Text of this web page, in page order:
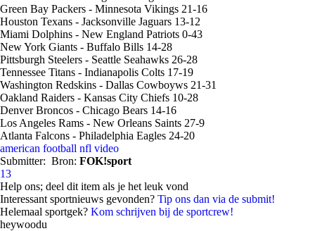
Green Bay Packers - Minnesota Vikings 21-16
Houston Texans - Jacksonville Jaguars 13-12
Miami Dolphins - New England Patriots 0-43
New York Giants - Buffalo Bills 14-28
Pittsburgh Steelers - Seattle Seahawks 26-28
Tennessee Titans - Indianapolis Colts 17-19
Washington Redskins - Dallas Cowboyws 21-31
Oakland Raiders - Kansas City Chiefs 10-28
Denver Broncos - Chicago Bears 14-16
Los Angeles Rams - New Orleans Saints 27-9
Atlanta Falcons - Philadelphia Eagles 24-20
american football nfl video
Submitter: Bron: FOK!sport
13
Help ons; deel dit item als je het leuk vond
Interessant sportnieuws gevonden? Tip ons dan via de submit!
Helemaal sportgek? Kom schrijven bij de sportcrew!
heywoodu